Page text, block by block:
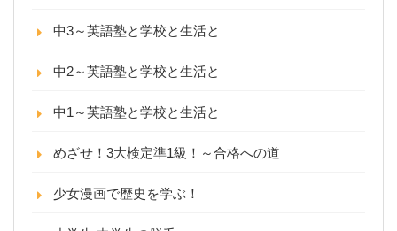
中3～英語塾と学校と生活と
中2～英語塾と学校と生活と
中1～英語塾と学校と生活と
めざせ！3大検定準1級！～合格への道
少女漫画で歴史を学ぶ！